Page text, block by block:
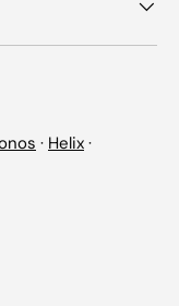
· Helix ·